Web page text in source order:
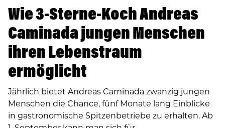
Wie 3-Sterne-Koch Andreas
Caminada jungen Menschen
ihren Lebenstraum
ermöglicht
Jährlich bietet Andreas Caminada zwanzig jungen
Menschen die Chance, fünf Monate lang Einblicke
in gastronomische Spitzenbetriebe zu erhalten. Ab